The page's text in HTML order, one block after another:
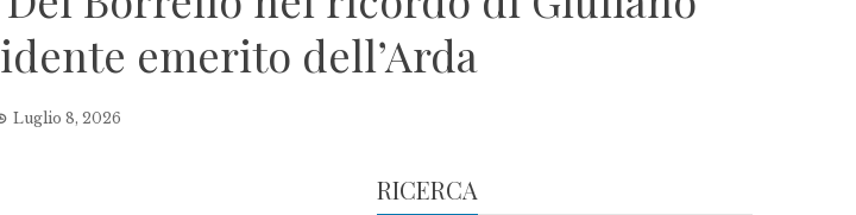
emerito dell’Arda
Luglio 8, 2026
RICERCA